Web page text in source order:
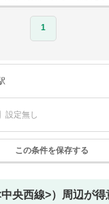
1
設定無し
この条件を保存する
央西線>）
周辺が